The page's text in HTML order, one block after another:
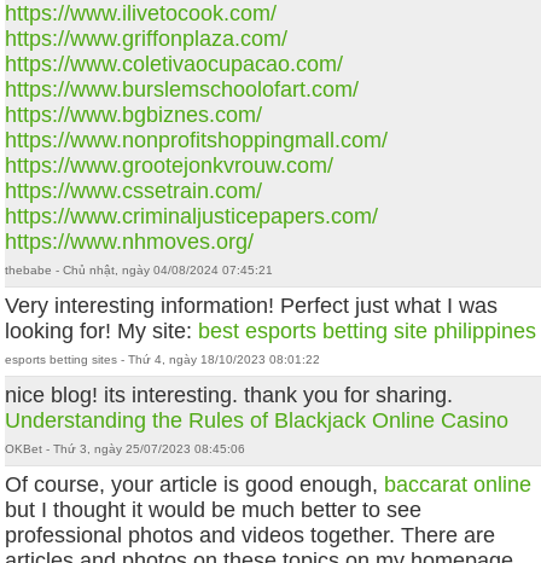
https://www.ilivetocook.com/
https://www.griffonplaza.com/
https://www.coletivaocupacao.com/
https://www.burslemschoolofart.com/
https://www.bgbiznes.com/
https://www.nonprofitshoppingmall.com/
https://www.grootejonkvrouw.com/
https://www.cssetrain.com/
https://www.criminaljusticepapers.com/
https://www.nhmoves.org/
thebabe - Chủ nhật, ngày 04/08/2024 07:45:21
Very interesting information! Perfect just what I was
looking for! My site: best esports betting site philippines
esports betting sites - Thứ 4, ngày 18/10/2023 08:01:22
nice blog! its interesting. thank you for sharing.
Understanding the Rules of Blackjack Online Casino
OKBet - Thứ 3, ngày 25/07/2023 08:45:06
Of course, your article is good enough, baccarat online
but I thought it would be much better to see
professional photos and videos together. There are